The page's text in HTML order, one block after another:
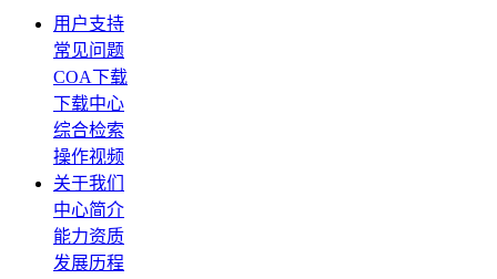
用户支持
常见问题
COA下载
下载中心
综合检索
操作视频
关于我们
中心简介
能力资质
发展历程